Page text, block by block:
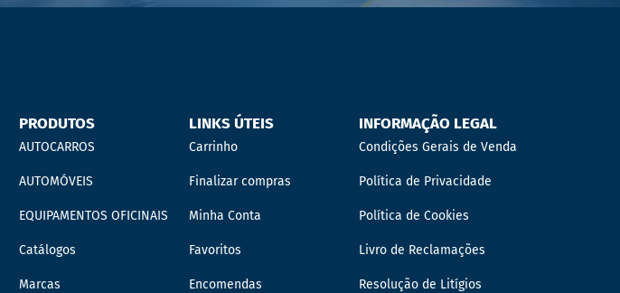
PRODUTOS
AUTOCARROS
AUTOMÓVEIS
EQUIPAMENTOS OFICINAIS
Catálogos
Marcas
LINKS ÚTEIS
Carrinho
Finalizar compras
Minha Conta
Favoritos
Encomendas
INFORMAÇÃO LEGAL
Condições Gerais de Venda
Política de Privacidade
Política de Cookies
Livro de Reclamações
Resolução de Litígios